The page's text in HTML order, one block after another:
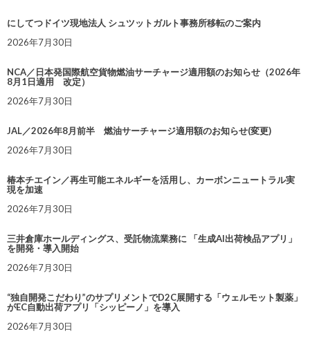
にしてつドイツ現地法人 シュツットガルト事務所移転のご案内
2026年7月30日
NCA／日本発国際航空貨物燃油サーチャージ適用額のお知らせ（2026年
8月1日適用 改定）
2026年7月30日
JAL／2026年8月前半 燃油サーチャージ適用額のお知らせ(変更)
2026年7月30日
椿本チエイン／再生可能エネルギーを活用し、カーボンニュートラル実
現を加速
2026年7月30日
三井倉庫ホールディングス、受託物流業務に 「生成AI出荷検品アプリ」
を開発・導入開始
2026年7月30日
“独自開発こだわり”のサプリメントでD2C展開する「ウェルモット製薬」
がEC自動出荷アプリ「シッピーノ」を導入
2026年7月30日